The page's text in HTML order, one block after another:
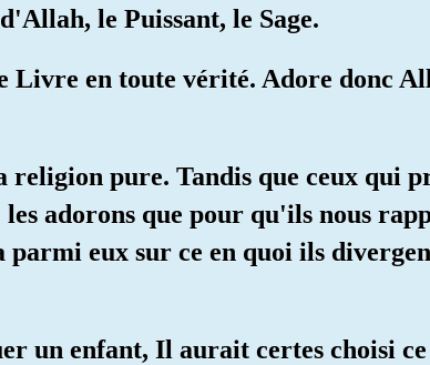
le Puissant, le Sage.
Livre en toute vérité. Adore donc
pure. Tandis que ceux qui
adorons que pour qu'ils nous
eux sur ce en quoi ils
un enfant, Il aurait certes choisi